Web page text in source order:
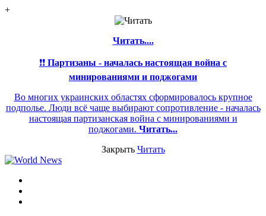
+
Читать....
❗❗ Партизаны - началась настоящая война с
минированиями и поджогами
Во многих украинских областях сформировалось крупное
подполье. Люди всё чаще выбирают сопротивление - началась
настоящая партизанская война с минированиями и
поджогами. Читать...
Закрыть Читать